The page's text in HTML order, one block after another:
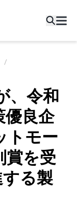
、令和
優良企
トモー
賞を受
る製